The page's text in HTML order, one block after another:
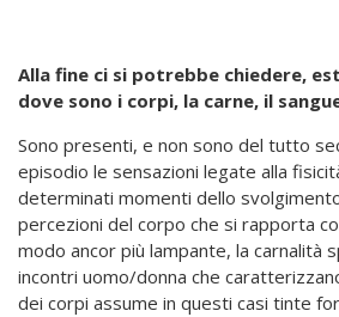
Alla fine ci si potrebbe chiedere,
dove sono i corpi, la carne, il
Sono presenti, e non sono del tutto
episodio le sensazioni legate alla
determinati momenti dello
percezioni del corpo che si rapporta
modo ancor più lampante, la carnalità
incontri uomo/donna che
dei corpi assume in questi casi tinte